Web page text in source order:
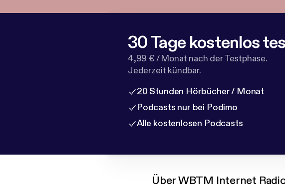
30 Tage kostenlos
4,99 € / Monat nach der Testphase.
Jederzeit kündbar.
20 Stunden Hörbücher / Monat
Podcasts nur bei Podimo
Alle kostenlosen Podcasts
ÜberWBTM Internet